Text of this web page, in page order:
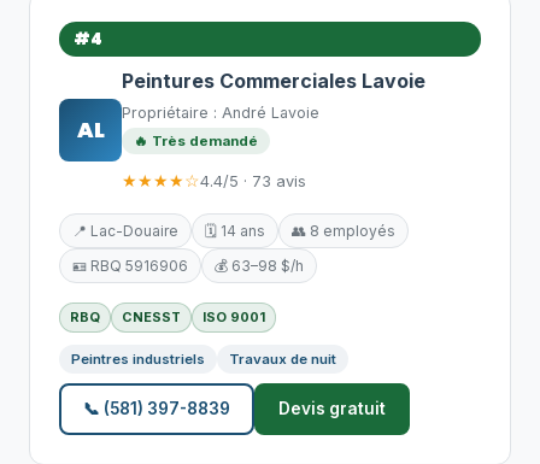
#4
AL
Peintures Commerciales Lavoie
Propriétaire : André Lavoie
🔥 Très demandé
★★★★☆4.4/5 · 73 avis
📍 Lac-Douaire 🗓️ 14 ans
👥 8 employés
🪪 RBQ 5916906
💰 63–98 $/h
RBQ CNESST ISO 9001
Peintres industriels Travaux de nuit
📞 (581) 397-8839 Devis gratuit